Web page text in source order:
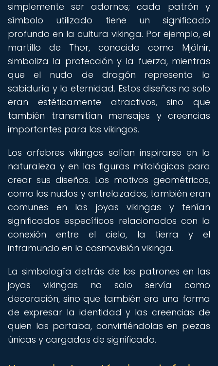
simplemente ser adornos; cada patrón y
símbolo utilizado tiene un significado
profundo en la cultura vikinga. Por ejemplo, el
martillo de Thor, conocido como Mjölnir,
simboliza la protección y la fuerza, mientras
que el nudo de dragón representa la
sabiduría y la eternidad. Estos diseños no solo
eran estéticamente atractivos, sino que
también transmitían mensajes y creencias
importantes para los vikingos.
Los orfebres vikingos solían inspirarse en la
naturaleza y en las figuras mitológicas para
crear sus diseños. Los motivos geométricos,
como los nudos y entrelazados, también eran
comunes en las joyas vikingas y tenían
significados específicos relacionados con la
conexión entre el cielo, la tierra y el
inframundo en la cosmovisión vikinga.
La simbología detrás de los patrones en las
joyas vikingas no solo servía como
decoración, sino que también era una forma
de expresar la identidad y las creencias de
quien las portaba, convirtiéndolas en piezas
únicas y cargadas de significado.